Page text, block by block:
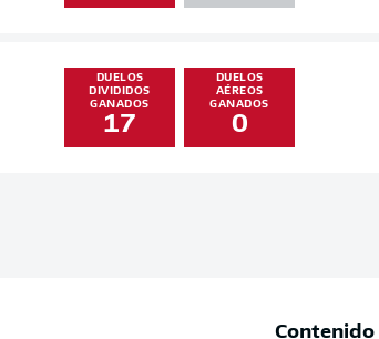
DUELOS
DIVIDIDOS
GANADOS
17
DUELOS
AÉREOS
GANADOS
0